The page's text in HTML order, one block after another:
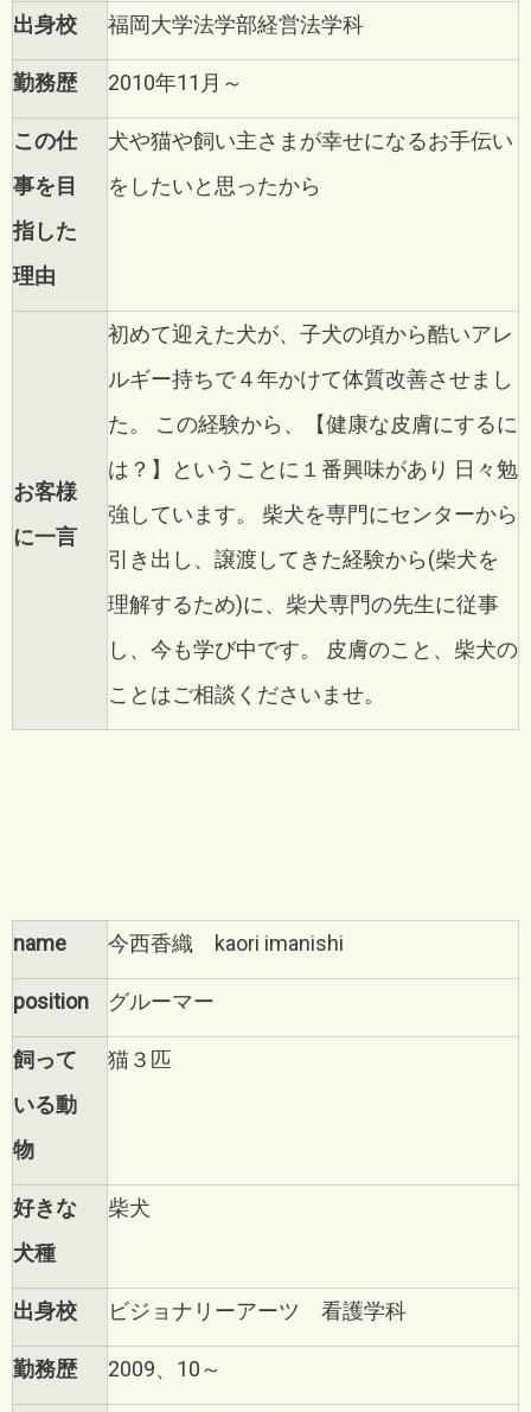
出身校 福岡大学法学部経営法学科
勤務歴 2010年11月～
この仕
事を目
指した
理由
犬や猫や飼い主さまが幸せになるお手伝い
をしたいと思ったから
お客様
に一言
初めて迎えた犬が、子犬の頃から酷いアレ
ルギー持ちで４年かけて体質改善させまし
た。
この経験から、【健康な皮膚にするに
は？】ということに１番興味があり 日々勉
強しています。
柴犬を専門にセンターから
引き出し、譲渡してきた経験から(柴犬を
理解するため)に、柴犬専門の先生に従事
し、今も学び中です。
皮膚のこと、柴犬の
ことはご相談くださいませ。
name 今西香織 kaori imanishi
position グルーマー
飼って
いる動
物
猫３匹
好きな
犬種
柴犬
出身校 ビジョナリーアーツ 看護学科
勤務歴 2009、10～